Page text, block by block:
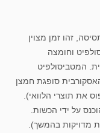
זהו זמן מצוין
וחומצה
המטביסולפיט
סופגת חמצן
את תוצרי הלוואי).
על ידי הכשות.
מדויקות בהמשך).